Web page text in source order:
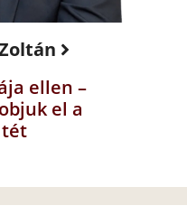
ellen –
el a
tét